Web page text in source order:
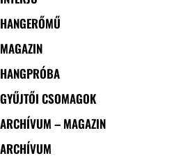
HANGERŐMŰ
MAGAZIN
HANGPRÓBA
GYŰJTŐI CSOMAGOK
ARCHÍVUM – MAGAZIN
ARCHÍVUM